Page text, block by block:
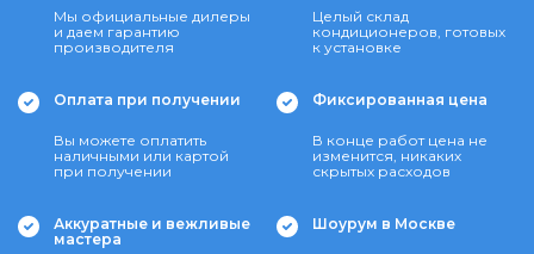
Мы официальные дилеры
и даем гарантию
производителя
Целый склад
кондиционеров, готовых
к установке
Оплата при получении
Вы можете оплатить
наличными или картой
при получении
Фиксированная цена
В конце работ цена не
изменится, никаких
скрытых расходов
Аккуратные и вежливые
мастера
Шоурум в Москве